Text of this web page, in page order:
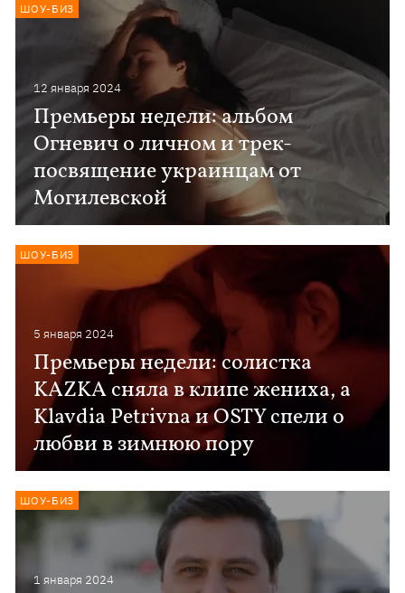
12 января 2024
Премьеры недели: альбом
Огневич о личном и трек-
посвящение украинцам от
Могилевской
ШОУ-БИЗ
5 января 2024
Премьеры недели: солистка
KAZKA сняла в клипе жениха, а
Klavdia Petrivna и OSTY спели о
любви в зимнюю пору
ШОУ-БИЗ
1 января 2024
ШОУ-БИЗ